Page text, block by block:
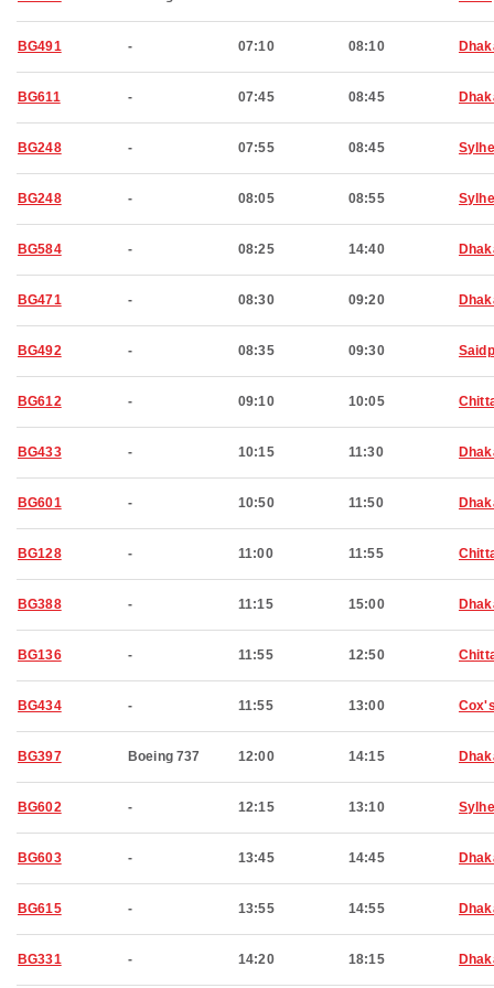
BG491 - 07:10 08:10
BG611 - 07:45 08:45
BG248 - 07:55 08:45
BG248 - 08:05 08:55
BG584 - 08:25 14:40
BG471 - 08:30 09:20
BG492 - 08:35 09:30
BG612 - 09:10 10:05
BG433 - 10:15 11:30
BG601 - 10:50 11:50
BG128 - 11:00 11:55
BG388 - 11:15 15:00
BG136 - 11:55 12:50
BG434 - 11:55 13:00
BG397 Boeing 737 12:00 14:15
BG602 - 12:15 13:10
BG603 - 13:45 14:45
BG615 - 13:55 14:55
BG331 - 14:20 18:15